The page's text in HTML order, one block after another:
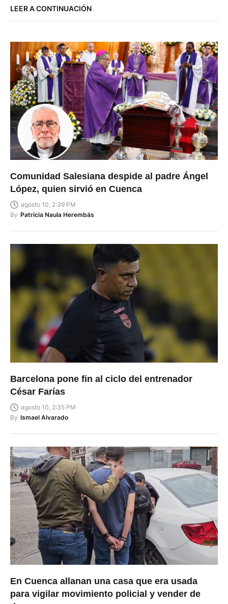
LEER A CONTINUACIÓN
Comunidad Salesiana despide al padre Ángel
López, quien sirvió en Cuenca
agosto 10, 2:39 PM
By Patricia Naula Herembás
Barcelona pone fin al ciclo del entrenador
César Farías
agosto 10, 2:35 PM
By Ismael Alvarado
En Cuenca allanan una casa que era usada
para vigilar movimiento policial y vender de